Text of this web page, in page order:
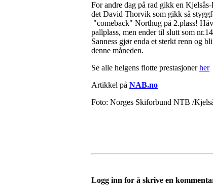
For andre dag på rad gikk en
det David Thorvik som gikk så
"comeback" Northug på 2.plass!
pallplass, men ender til slutt som
Sanness gjør enda et sterkt renn og
denne måneden.
Se alle helgens flotte prestasjonerher
Artikkel på NAB.no
Foto: Norges Skiforbund NTB /
Logg inn for å skrive en